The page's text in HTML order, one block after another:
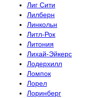
Лиг Сити
Лилберн
Линкольн
Литл-Рок
Литония
Лихай-Эйкерс
Лодерхилл
Ломпок
Лорел
Лоринберг